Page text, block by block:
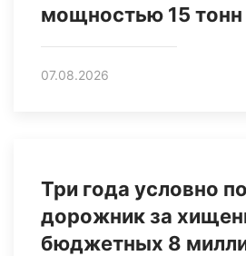
мощностью 15 тонн
07.08.2026
Три года условно
дорожник за
бюджетных 8